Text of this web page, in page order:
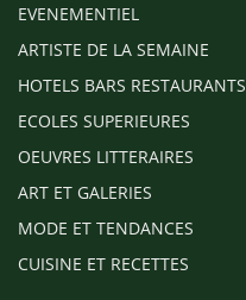
EVENEMENTIEL
ARTISTE DE LA SEMAINE
HOTELS BARS RESTAURANTS
ECOLES SUPERIEURES
OEUVRES LITTERAIRES
ART ET GALERIES
MODE ET TENDANCES
CUISINE ET RECETTES